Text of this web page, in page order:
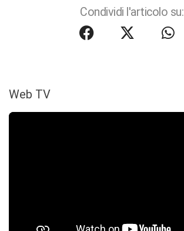
Condividi l'articolo su:
Web TV